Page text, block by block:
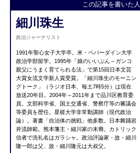
この記事を書いた人
細川珠生
政治ジャーナリスト
1991年聖心女子大学卒。米・ペパーダイン大学
政治学部留学。1995年「娘のいいぶん～ガンコ
親父にうまく育てられる法」で第15回日本文芸
大賞女流文学新人賞受賞。「細川珠生のモーニン
グトーク」（ラジオ日本、毎土7時5分）は現在
放送20年目。2004年～2011年まで品川区教育委
員。文部科学省、国土交通省、警察庁等の審議会
等委員を歴任。星槎大学非常勤講師（現代政治
論）。著書「自治体の挑戦」他多数。日本舞踊岩
井流師範。熊本藩主・細川家の末裔。カトリック
信者で洗礼名はガラシャ。政治評論家・故・細川
隆一郎は父、故・細川隆元は大叔父。